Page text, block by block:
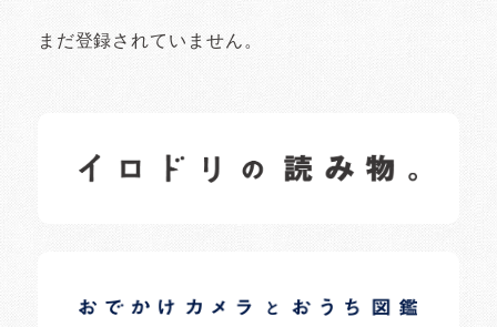
まだ登録されていません。
日常の様子など随時更新中です。
日常の様子など随時更新中です。